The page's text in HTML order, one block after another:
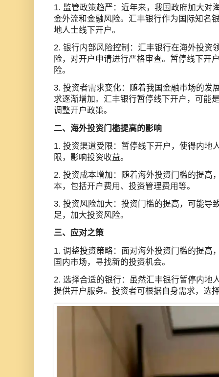
1. 监管政策趋严：近年来，我国政府加大对
金外流和金融风险。汇丰银行作为国际知名
地人士线下开户。
2. 银行内部风险控制：汇丰银行在海外投资
险，对开户申请进行严格审查。暂停线下开
险。
3. 投资者需求变化：随着我国金融市场的发
求逐渐增加。汇丰银行暂停线下开户，可能
调整开户政策。
二、海外投资门槛提高的影响
1. 投资渠道受限：暂停线下开户，使得内地
限，影响投资收益。
2. 投资成本增加：随着海外投资门槛的提高
本，包括开户费用、投资管理费用等。
3. 投资风险加大：投资门槛的提高，可能导
足，加大投资风险。
三、应对之策
1. 调整投资策略：面对海外投资门槛的提高
国内市场，寻找新的投资机会。
2. 选择合适的银行：虽然汇丰银行暂停内地
提供开户服务。投资者可根据自身需求，选